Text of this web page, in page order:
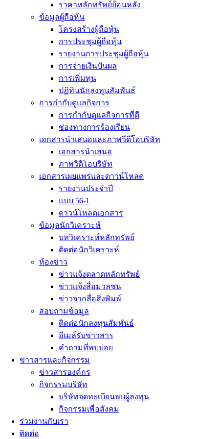
ราคาหลักทรัพย์ย้อนหลัง
ข้อมูลผู้ถือหุ้น
โครงสร้างผู้ถือหุ้น
การประชุมผู้ถือหุ้น
รายงานการประชุมผู้ถือหุ้น
การจ่ายเงินปันผล
การเพิ่มทุน
ปฏิทินนักลงทุนสัมพันธ์
การกำกับดูแลกิจการ
การกำกับดูแลกิจการที่ดี
ช่องทางการร้องเรียน
เอกสารนำเสนอและภาพวีดีโอบริษัท
เอกสารนำเสนอ
ภาพวิดิโอบริษัท
เอกสารเผยแพร่และดาวน์โหลด
รายงานประจำปี
แบบ 56-1
ดาวน์โหลดเอกสาร
ข้อมูลนักวิเคราะห์
บทวิเคราะห์หลักทรัพย์
ติดต่อนักวิเคราะห์
ห้องข่าว
ข่าวแจ้งตลาดหลักทรัพย์
ข่าวเเจ้งสื่อมวลชน
ข่าวจากสื่อสิ่งพิมพ์
สอบถามข้อมูล
ติดต่อนักลงทุนสัมพันธ์
อีเมล์รับข่าวสาร
คำถามที่พบบ่อย
ข่าวสารและกิจกรรม
ข่าวสารองค์กร
กิจกรรมบริษัท
บริษัทจดทะเบียนพบผู้ลงทุน
กิจกรรมเพื่อสังคม
ร่วมงานกับเรา
ติดต่อ